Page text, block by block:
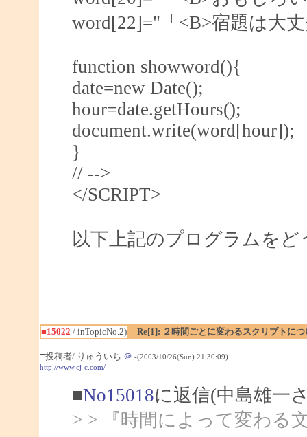
word[22]="「<B>宿題は大
function showword(){
date=new Date();
hour=date.getHours();
document.write(word[hour]);
}
// -->
</SCRIPT>
以下上記のプログラムをど
■15022 / inTopicNo.2) Re[1]: ２時間ごとに変わるスクリプトにつ
□投稿者/ りゅういち ＠ -(2003/10/26(Sun) 21:30:09)
http://www.cj-c.com/
■No15018に返信(中島雄一
> > 『時間によって変わる